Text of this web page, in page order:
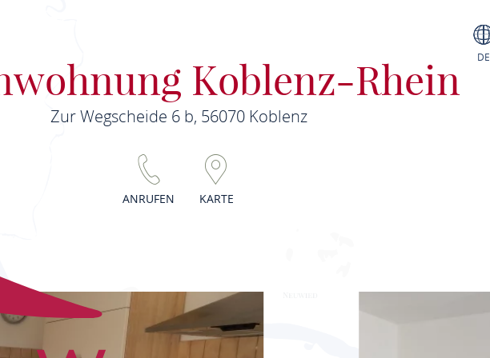
DE
Koblenz-Rhein
Zur Wegscheide 6 b, 56070 Koblenz
ANRUFEN KARTE